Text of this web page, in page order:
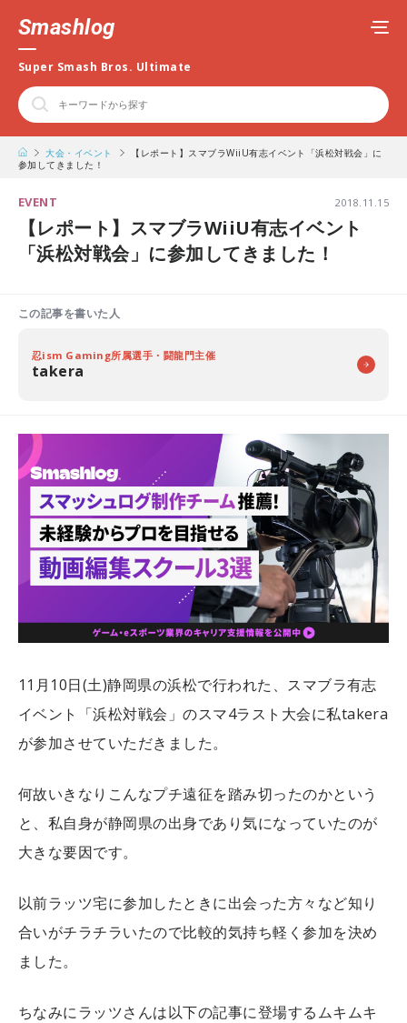
Smashlog
Super Smash Bros. Ultimate
大会・イベント
【レポート】スマブラWiiU有志イベント「浜松対戦会」に
参加してきました！
EVENT 2018.11.15
【レポート】スマブラWiiU有志イベント
「浜松対戦会」に参加してきました！
この記事を書いた人
忍ism Gaming所属選手・闘龍門主催
takera
11月10日(土)静岡県の浜松で行われた、スマブラ有志
イベント「浜松対戦会」のスマ4ラスト大会に私takera
が参加させていただきました。
何故いきなりこんなプチ遠征を踏み切ったのかという
と、私自身が静岡県の出身であり気になっていたのが
大きな要因です。
以前ラッツ宅に参加したときに出会った方々など知り
合いがチラチラいたので比較的気持ち軽く参加を決め
ました。
ちなみにラッツさんは以下の記事に登場するムキムキ